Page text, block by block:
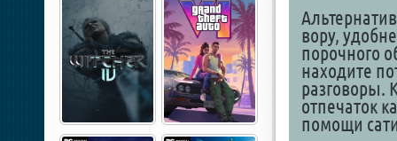
вору,
порочного
находите
разговоры.
отпечаток
помощи